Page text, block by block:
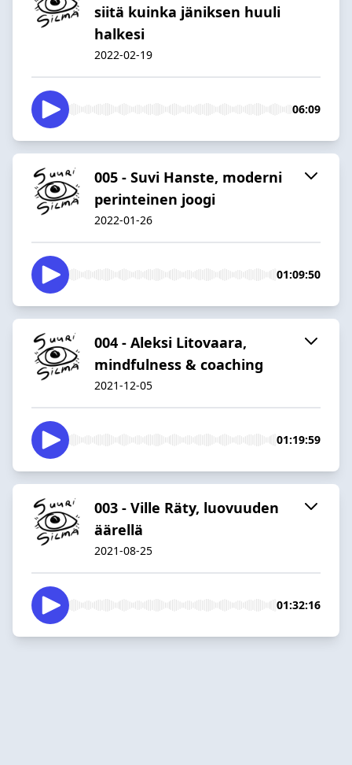
siitä kuinka jäniksen huuli
halkesi
2022-02-19
06:09
005 - Suvi Hanste, moderni
perinteinen joogi
2022-01-26
01:09:50
004 - Aleksi Litovaara,
mindfulness & coaching
2021-12-05
01:19:59
003 - Ville Räty, luovuuden
äärellä
2021-08-25
01:32:16